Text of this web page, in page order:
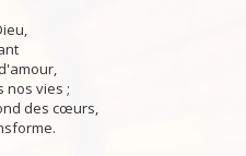
nos vies ;
des cœurs,